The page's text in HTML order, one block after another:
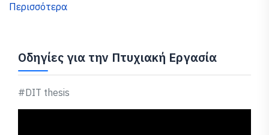
Περισσότερα
Οδηγίες για την Πτυχιακή Εργασία
#DIT thesis